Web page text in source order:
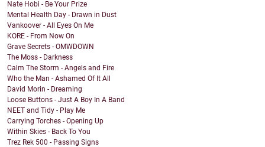
Nate Hobi - Be Your Prize
Mental Health Day - Drawn in Dust
Vankoover - All Eyes On Me
KORE - From Now On
Grave Secrets - OMWDOWN
The Moss - Darkness
Calm The Storm - Angels and Fire
Who the Man - Ashamed Of It All
David Morin - Dreaming
Loose Buttons - Just A Boy In A Band
NEET and Tidy - Play Me
Carrying Torches - Opening Up
Within Skies - Back To You
Trez Rek 500 - Passing Signs